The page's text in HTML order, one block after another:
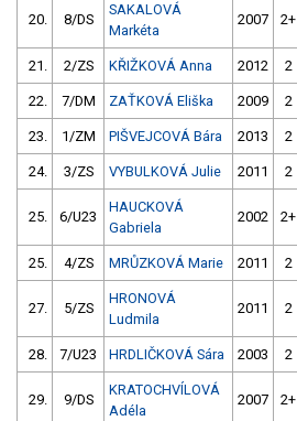
20. 8/DS
SAKALOVÁ
Markéta
2007 2+
21. 2/ZS KŘIŽKOVÁ Anna 2012 2
22. 7/DM ZAŤKOVÁ Eliška 2009 2
23. 1/ZM PIŠVEJCOVÁ Bára 2013 2
24. 3/ZS VYBULKOVÁ Julie 2011 2
25. 6/U23
HAUCKOVÁ
Gabriela
2002 2+
25. 4/ZS MRŮZKOVÁ Marie 2011 2
27. 5/ZS
HRONOVÁ
Ludmila
2011 2
28. 7/U23 HRDLIČKOVÁ Sára 2003 2
29. 9/DS
KRATOCHVÍLOVÁ
Adéla
2007 2+